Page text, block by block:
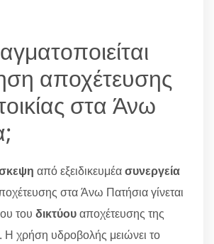
αποχέτευσης
στα Άνω
από εξειδικευμέασυνεργεία
στα Άνω Πατήσια γίνεται
του δικτύουαποχέτευσης της
. Η χρήση υδροβολής μειώνει το